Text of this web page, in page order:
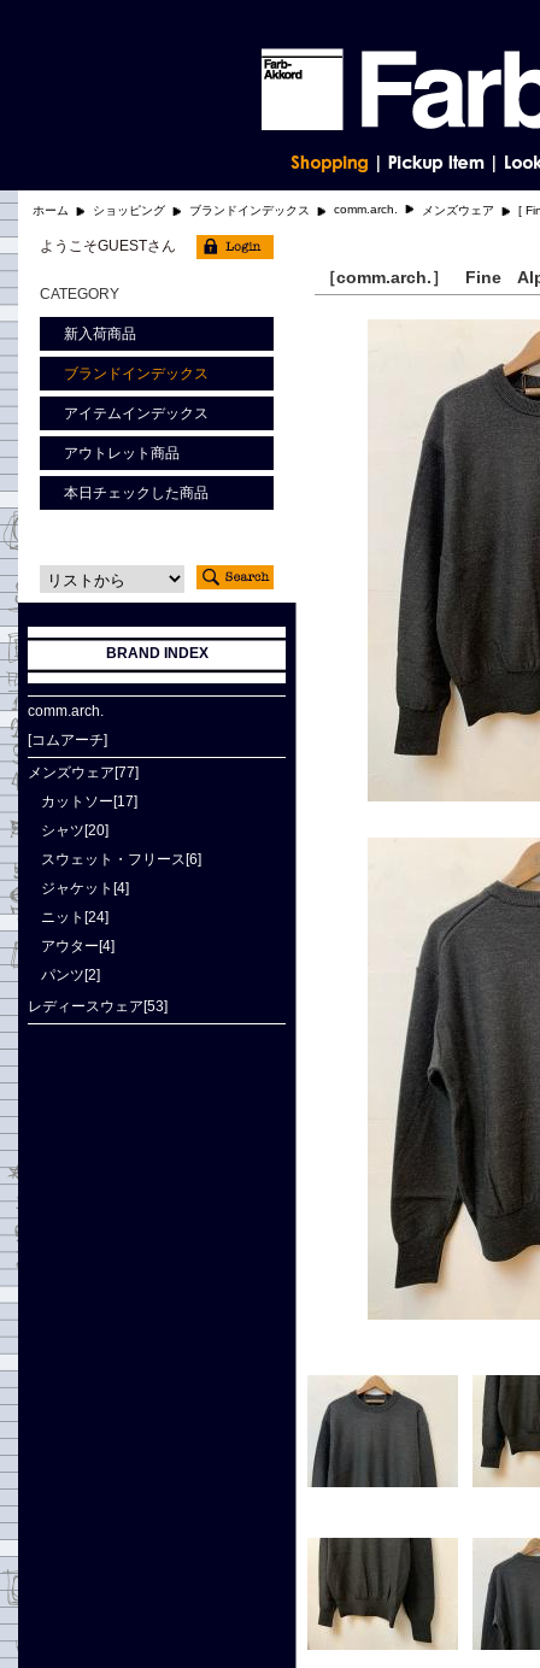
ホーム ショッピング ブランドインデックス comm.arch. メンズウェア [
［comm.arch.］ Fine
ようこそGUESTさん
CATEGORY
新入荷商品
ブランドインデックス
アイテムインデックス
アウトレット商品
本日チェックした商品
BRAND INDEX
comm.arch.
[コムアーチ]
メンズウェア[77]
カットソー[17]
シャツ[20]
スウェット・フリース[6]
ジャケット[4]
ニット[24]
アウター[4]
パンツ[2]
レディースウェア[53]